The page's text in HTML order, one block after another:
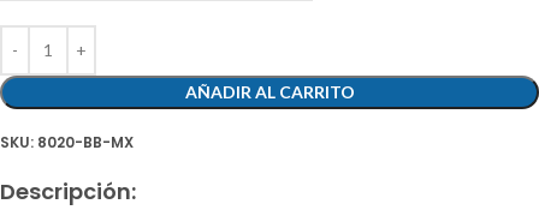
AÑADIR AL CARRITO
SKU: 8020-BB-MX
Descripción: